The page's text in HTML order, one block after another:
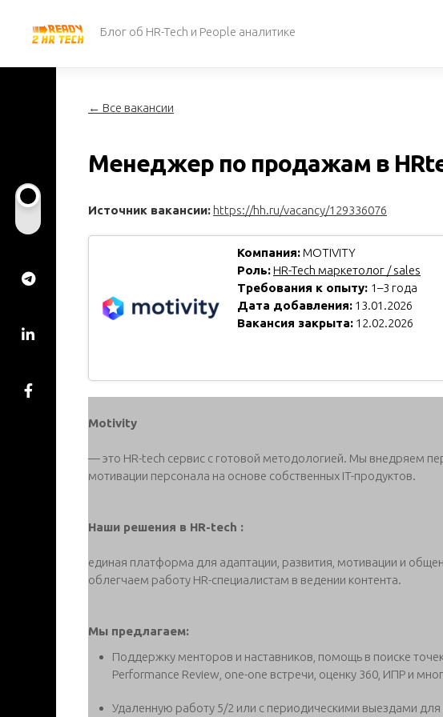
содержанию
Блог об HR-Tech и People аналитике
← Все вакансии
Менеджер по продажам в
Источник вакансии: https://hh.ru/vacancy/129336076
Компания:MOTIVITY
Роль:HR-Tech маркетолог / sales
Требования к опыту: 1–3 года
Дата добавления: 13.01.2026
Вакансия закрыта: 12.02.2026
Motivity
— это HR-tech сервис с готовой методологией. Мы внедряем
мотивации персонала на основе собственных IT-продуктов.
Наши решения в HR-tech :
единая платформа для адаптации, развития, мотивации и
облегчаем работу HR-специалистам в ведении контента.
Мы предлагаем:
Поддержку менторов и наставников, помощь в поиске
Performance Review, one-one встречи, оценку 360, ИПР и
Удаленную работу 5/2 или с периодическими выездами для